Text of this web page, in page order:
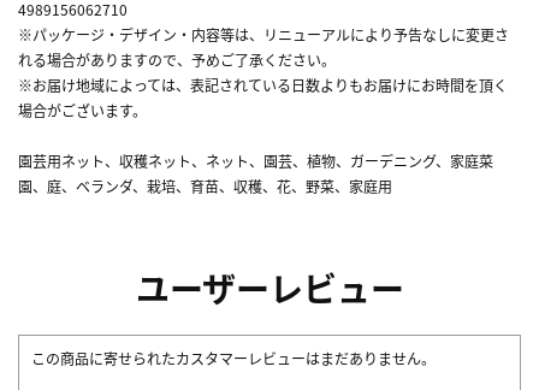
4989156062710
※パッケージ・デザイン・内容等は、リニューアルにより予告なしに変更さ
れる場合がありますので、予めご了承ください。
※お届け地域によっては、表記されている日数よりもお届けにお時間を頂く
場合がございます。
園芸用ネット、収穫ネット、ネット、園芸、植物、ガーデニング、家庭菜
園、庭、ベランダ、栽培、育苗、収穫、花、野菜、家庭用
ユーザーレビュー
この商品に寄せられたカスタマーレビューはまだありません。